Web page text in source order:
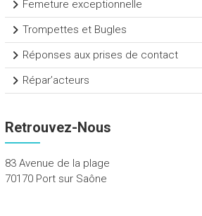
Femeture exceptionnelle
Trompettes et Bugles
Réponses aux prises de contact
Répar’acteurs
Retrouvez-Nous
83 Avenue de la plage
70170 Port sur Saône